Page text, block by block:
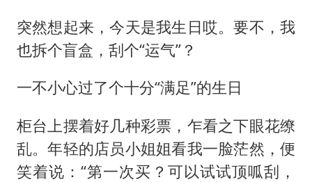
突然想起来，今天是我生日哎。要不，我
也拆个盲盒，刮个“运气”？
一不小心过了个十分“满足”的生日
柜台上摆着好几种彩票，乍看之下眼花缭
乱。年轻的店员小姐姐看我一脸茫然，便
笑着说：“第一次买？可以试试顶呱刮，